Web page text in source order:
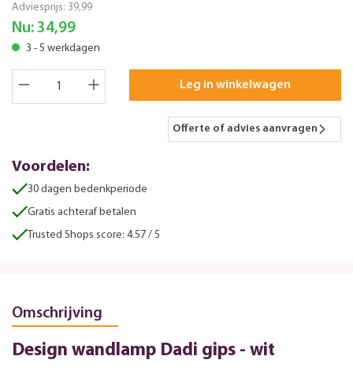
Adviesprijs: 39,99
Nu: 34,99
3 - 5 werkdagen
Leg in winkelwagen
Offerte of advies aanvragen
Voordelen:
30 dagen bedenkperiode
Gratis achteraf betalen
Trusted Shops score: 4.57 / 5
Omschrijving
Design wandlamp Dadi gips - wit